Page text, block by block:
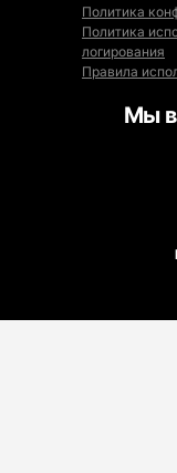
Политика
Политика
логирования
Правила
Мы в